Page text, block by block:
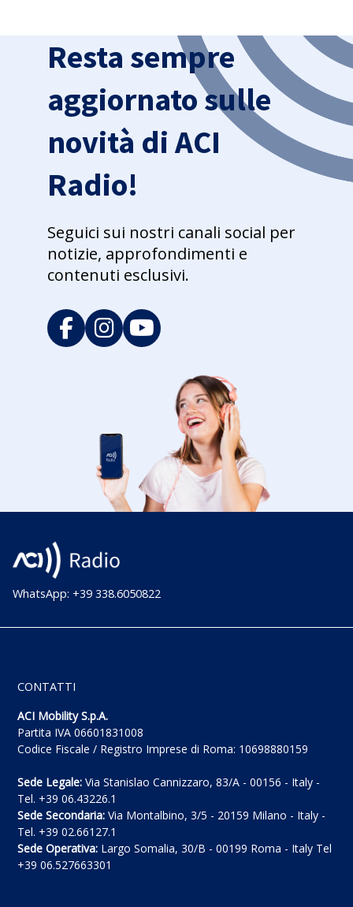
Resta sempre
aggiornato sulle
novità di ACI
Radio!
Seguici sui nostri canali social per
notizie, approfondimenti e
contenuti esclusivi.
WhatsApp: +39 338.6050822
CONTATTI
ACI Mobility S.p.A.
Partita IVA 06601831008
Codice Fiscale / Registro Imprese di Roma: 10698880159
Sede Legale: Via Stanislao Cannizzaro, 83/A - 00156 - Italy -
Tel. +39 06.43226.1
Sede Secondaria: Via Montalbino, 3/5 - 20159 Milano - Italy -
Tel. +39 02.66127.1
Sede Operativa: Largo Somalia, 30/B - 00199 Roma - Italy Tel
+39 06.527663301